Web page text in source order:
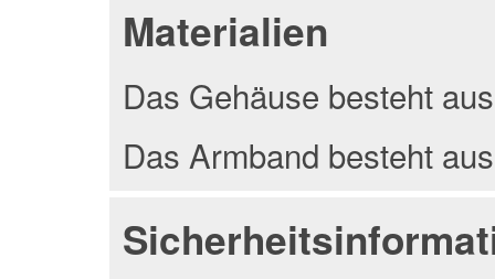
Materialien
Das Gehäuse besteht
Das Armband besteht